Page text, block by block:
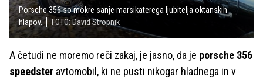
Porsche 356 so mokre sanje marsikaterega ljubitelja oktanskih
hlapov.
FOTO: David Stropnik
A četudi ne moremo reči zakaj, je jasno, da je porsche 356
speedster avtomobil, ki ne pusti nikogar hladnega in v